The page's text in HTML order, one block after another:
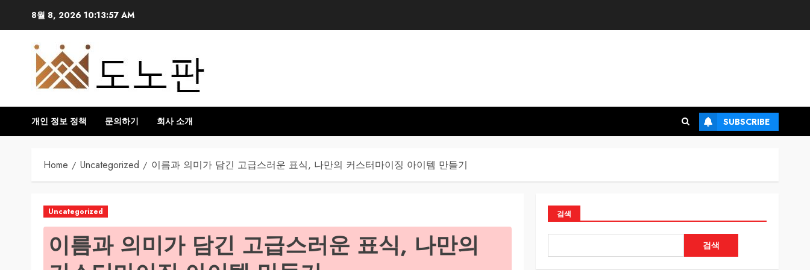
8월 8, 2026 10:13:58 AM
개인 정보 정책 문의하기 회사 소개 SUBSCRIBE
Home Uncategorized 이름과 의미가 담긴 고급스러운 표식, 나만의 커스터마이징 아이템 만들기
Uncategorized
이름과 의미가 담긴 고급스러운 표식, 나만의
검색
검색